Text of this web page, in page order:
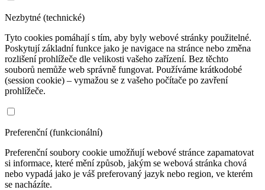
Nezbytné (technické)
Tyto cookies pomáhají s tím, aby byly webové stránky použitelné.
Poskytují základní funkce jako je navigace na stránce nebo změna
rozlišení prohlížeče dle velikosti vašeho zařízení. Bez těchto
souborů nemůže web správně fungovat. Používáme krátkodobé
(session cookie) – vymažou se z vašeho počítače po zavření
prohlížeče.
Preferenční (funkcionální)
Preferenční soubory cookie umožňují webové stránce zapamatovat
si informace, které mění způsob, jakým se webová stránka chová
nebo vypadá jako je váš preferovaný jazyk nebo region, ve kterém
se nacházíte.